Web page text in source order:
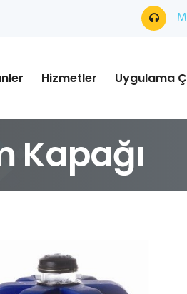
Hizmetler Uygulama
Kapağı